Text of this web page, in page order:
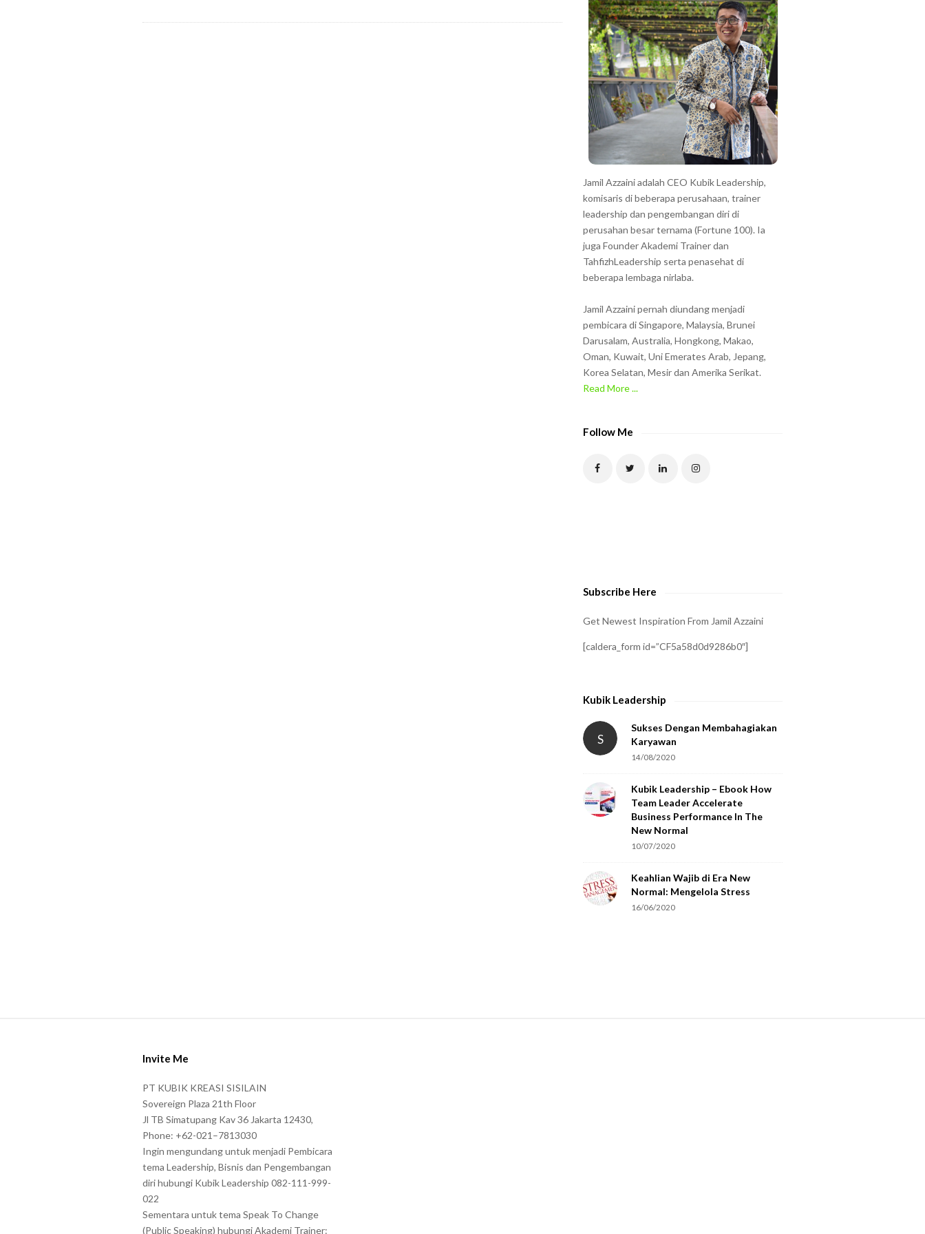
Jamil Azzaini adalah CEO Kubik Leadership,
komisaris di beberapa perusahaan, trainer
leadership dan pengembangan diri di
perusahan besar ternama (Fortune 100). Ia
juga Founder Akademi Trainer dan
TahfizhLeadership serta penasehat di
beberapa lembaga nirlaba.
Jamil Azzaini pernah diundang menjadi
pembicara di Singapore, Malaysia, Brunei
Darusalam, Australia, Hongkong, Makao,
Oman, Kuwait, Uni Emerates Arab, Jepang,
Korea Selatan, Mesir dan Amerika Serikat.
Read More ...
Follow Me
Subscribe Here
Get Newest Inspiration From Jamil Azzaini
[caldera_form id=”CF5a58d0d9286b0″]
Kubik Leadership
S
Sukses Dengan Membahagiakan
Karyawan
14/08/2020
Kubik Leadership – Ebook How
Team Leader Accelerate
Business Performance In The
New Normal
10/07/2020
Keahlian Wajib di Era New
Normal: Mengelola Stress
16/06/2020
Invite Me
PT KUBIK KREASI SISILAIN
Sovereign Plaza 21th Floor
Jl TB Simatupang Kav 36 Jakarta 12430,
Phone: +62-021–7813030
Ingin mengundang untuk menjadi Pembicara
tema Leadership, Bisnis dan Pengembangan
diri hubungi Kubik Leadership 082-111-999-
022
Sementara untuk tema Speak To Change
(Public Speaking) hubungi Akademi Trainer: